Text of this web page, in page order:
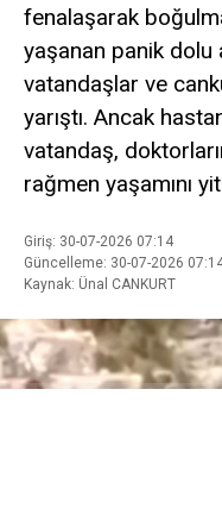
fenalaşarak
yaşanan panik dolu
vatandaşlar ve
yarıştı. Ancak
vatandaş,
rağmen yaşamını
Giriş: 30-07-2026 07:14
Güncelleme: 30-07-2026
Kaynak: Ünal CANKURT